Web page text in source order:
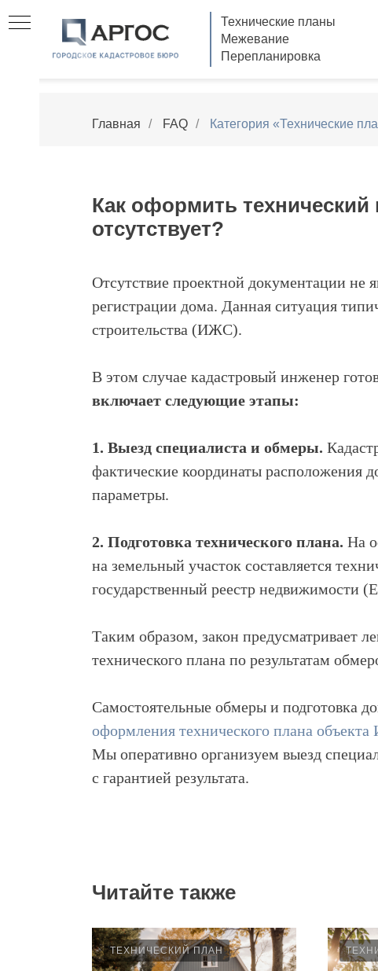
Технические планы
Межевание
Перепланировка
Главная / FAQ / Категория «Технические
Как оформить
отсутствует?
Отсутствие проектной документации не
регистрации дома. Данная ситуация
строительства (ИЖС).
В этом случае кадастровый инженер
включает следующие этапы:
1. Выезд специалиста и обмеры.
фактические координаты расположения
параметры.
2. Подготовка технического плана. На
на земельный участок составляется
государственный реестр недвижимости
Таким образом, закон предусматривает
технического плана по результатам
Самостоятельные обмеры и подготовка
оформления технического плана
Мы оперативно организуем выезд
с гарантией результата.
Читайте также
ТЕХНИЧЕСКИЙ ПЛАН